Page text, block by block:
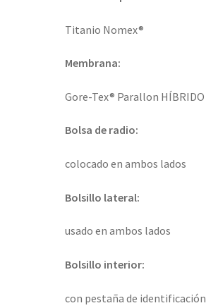
Titanio Nomex®
Membrana:
Gore-Tex® Parallon HÍBRIDO
Bolsa de radio:
colocado en ambos lados
Bolsillo lateral:
usado en ambos lados
Bolsillo interior:
con pestaña de identificación